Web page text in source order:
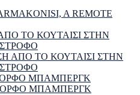
A REMOTE
ΤΟ ΚΟΥΤΑΙΣΙ ΣΤΗΝ
ΑΠΟ ΤΟ ΚΟΥΤΑΙΣΙ ΣΤΗΝ
ΜΠΑΜΠΕΡΓΚ
ΜΠΑΜΠΕΡΓΚ